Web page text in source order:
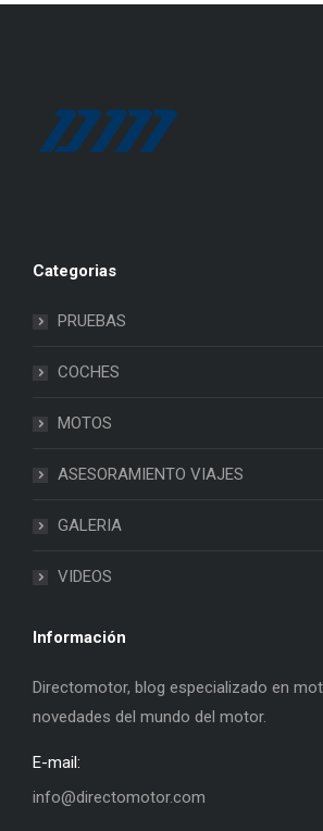
Categorias
PRUEBAS
COCHES
MOTOS
ASESORAMIENTO VIAJES
GALERIA
VIDEOS
Información
Directomotor, blog especializado en
novedades del mundo del motor.
E-mail:
info@directomotor.com